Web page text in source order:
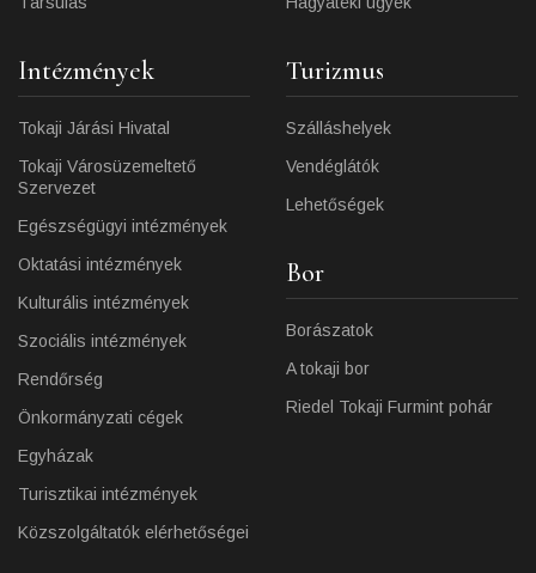
Intézmények
Tokaji Járási Hivatal
Tokaji Városüzemeltető
Szervezet
Egészségügyi intézmények
Oktatási intézmények
Kulturális intézmények
Szociális intézmények
Rendőrség
Önkormányzati cégek
Egyházak
Turisztikai intézmények
Közszolgáltatók elérhetőségei
Turizmus
Szálláshelyek
Vendéglátók
Lehetőségek
Bor
Borászatok
A tokaji bor
Riedel Tokaji Furmint pohár